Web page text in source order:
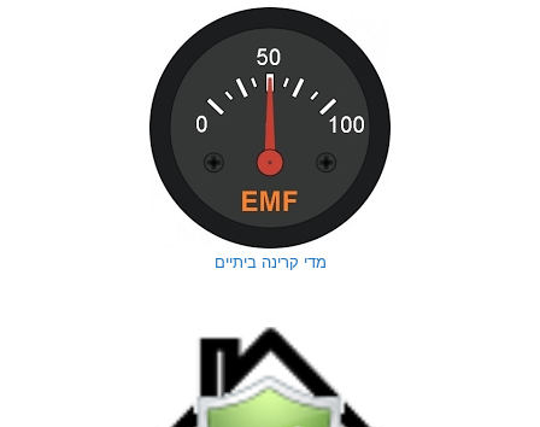
מדי קרינה ביתיים